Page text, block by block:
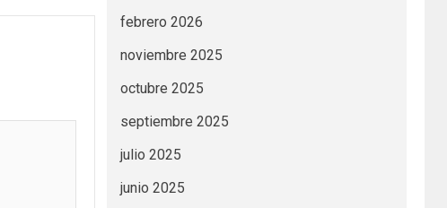
febrero 2026
noviembre 2025
octubre 2025
septiembre 2025
julio 2025
junio 2025